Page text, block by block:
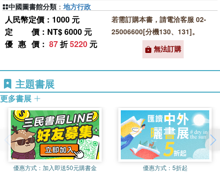
人民幣定價：1000 元
定價 ：NT$ 6000 元
優惠價 ： 87折5220 元
若需訂購本書，請電洽客服 02-
25006600[分機130、131]。
無法訂購
中國圖書館分類 ： 地方行政
主題書展
更多書展
優惠方式： 加入即送50元購書金 優惠方式： 5折起